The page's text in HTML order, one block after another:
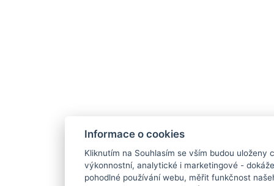
Informace o cookies
Kliknutím na Souhlasím se vším budou uloženy
výkonnostní, analytické i marketingové -
pohodlné používání webu, měřit funkčnost